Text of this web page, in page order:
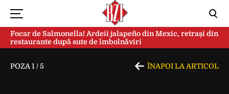
Focar de Salmonella! Ardeii jalapeño din Mexic, retrași din
restaurante după sute de îmbolnăviri
POZA 1 /5 ÎNAPOI LA ARTICOL